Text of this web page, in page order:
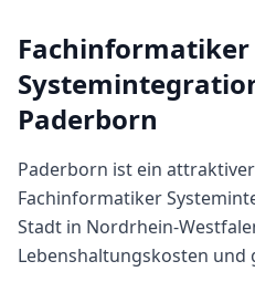
Fachinformatiker
Paderborn
Paderborn ist ein
Fachinformatiker
Stadt in Nordrhein-
Lebenshaltungskosten und